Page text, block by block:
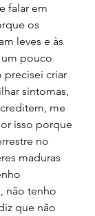
falar em
os
leves e às
um pouco
precisei criar
sintomas,
me
isso porque
no
maduras
não tenho
que não